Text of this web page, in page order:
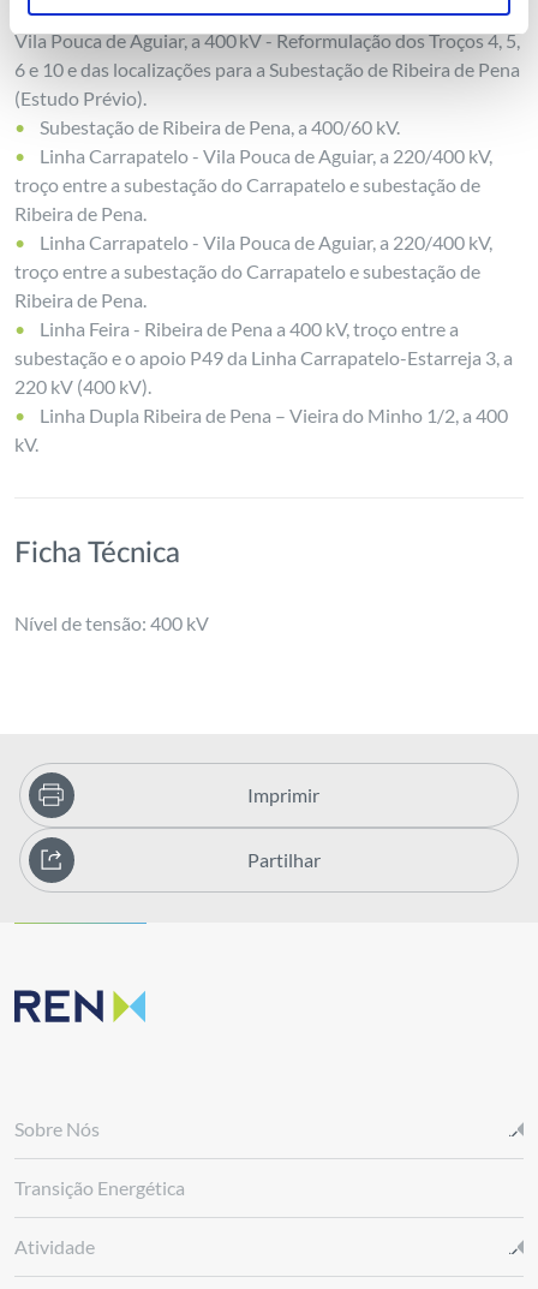
Eixo da RNT entre Carrapatelo, Fridão, Ribeira de Pena e
Vila Pouca de Aguiar, a 400 kV - Reformulação dos Troços 4, 5,
6 e 10 e das localizações para a Subestação de Ribeira de Pena
(Estudo Prévio).
Subestação de Ribeira de Pena, a 400/60 kV.
Linha Carrapatelo - Vila Pouca de Aguiar, a 220/400 kV,
troço entre a subestação do Carrapatelo e subestação de
Ribeira de Pena.
Linha Carrapatelo - Vila Pouca de Aguiar, a 220/400 kV,
troço entre a subestação do Carrapatelo e subestação de
Ribeira de Pena.
Linha Feira - Ribeira de Pena a 400 kV, troço entre a
subestação e o apoio P49 da Linha Carrapatelo-Estarreja 3, a
220 kV (400 kV).
Linha Dupla Ribeira de Pena – Vieira do Minho 1/2, a 400
kV.
Ficha Técnica
Nível de tensão: 400 kV
Imprimir
Partilhar
Sobre Nós
Transição Energética
Atividade